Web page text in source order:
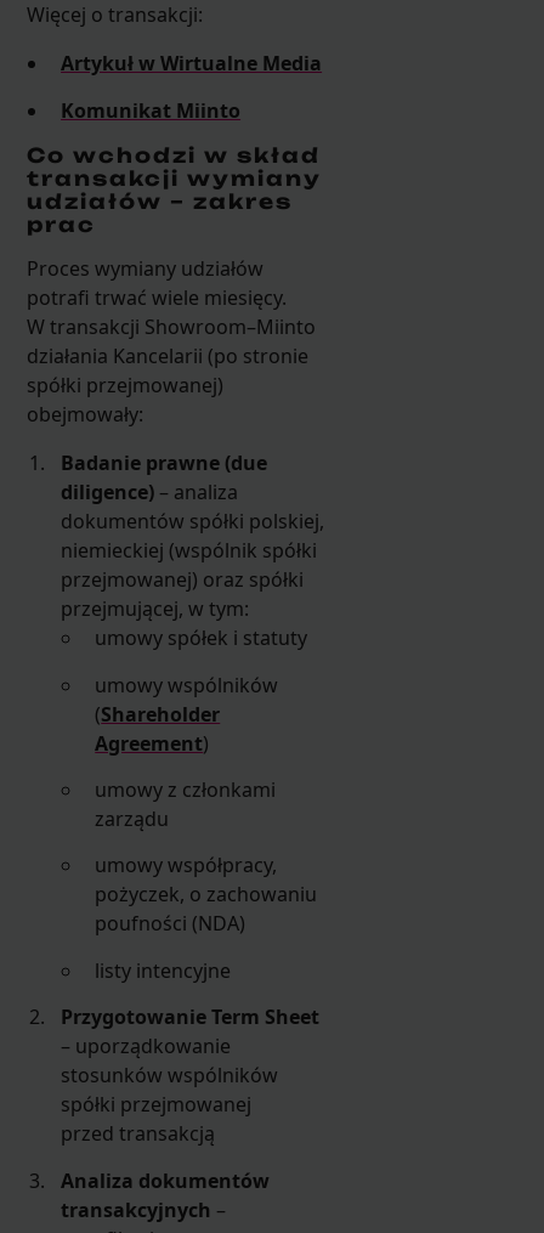
Więcej o transakcji:
Artykuł w Wirtualne Media
Komunikat Miinto
Co wchodzi w skład
transakcji wymiany
udziałów – zakres
prac
Proces wymiany udziałów
potrafi trwać wiele miesięcy.
W transakcji Showroom–Miinto
działania Kancelarii (po stronie
spółki przejmowanej)
obejmowały:
Badanie prawne (due
diligence) – analiza
dokumentów spółki polskiej,
niemieckiej (wspólnik spółki
przejmowanej) oraz spółki
przejmującej, w tym:
umowy spółek i statuty
umowy wspólników
(Shareholder
Agreement)
umowy z członkami
zarządu
umowy współpracy,
pożyczek, o zachowaniu
poufności (NDA)
listy intencyjne
Przygotowanie Term Sheet
– uporządkowanie
stosunków wspólników
spółki przejmowanej
przed transakcją
Analiza dokumentów
transakcyjnych –